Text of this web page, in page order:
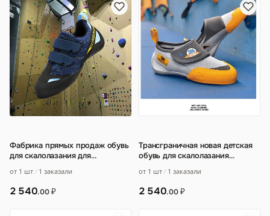
Фабрика прямых продаж обувь
для скалолазания для
помещении бо…
от 1 шт 1 заказали
2 540.00₽
Трансграничная новая детская
обувь для скалолазания
износостойкая обувь
от 1 шт 1 заказали
2 540.00₽